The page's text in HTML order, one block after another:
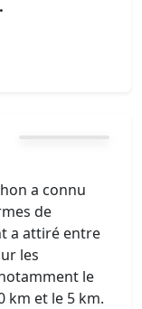
a connu
de
a attiré entre
les
le
km et le 5 km.